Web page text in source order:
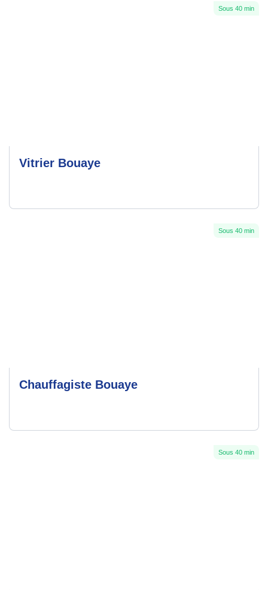
Sous 40 min
Vitrier Bouaye
Sous 40 min
Chauffagiste Bouaye
Sous 40 min